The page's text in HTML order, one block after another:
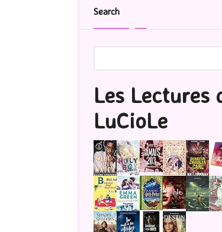
Search
Les Lectures
LuCioLe